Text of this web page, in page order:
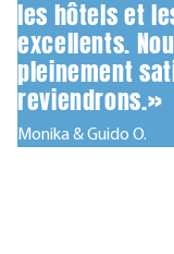
les hôtels et
excellents.
pleinement
reviendrons.»
Monika & Guido O.